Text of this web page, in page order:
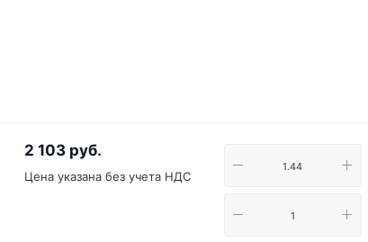
2 103руб.
Цена указана без учета НДС